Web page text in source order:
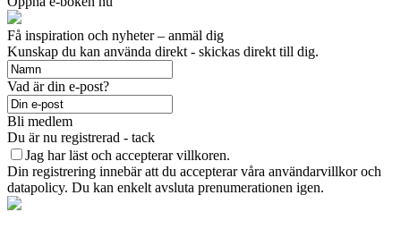
Få inspiration och nyheter – anmäl dig
Kunskap du kan använda direkt - skickas direkt till dig.
Vad är din e-post?
Bli medlem
Du är nu registrerad - tack
Jag har läst och accepterar villkoren.
Din registrering innebär att du accepterar våra användarvillkor och
datapolicy. Du kan enkelt avsluta prenumerationen igen.